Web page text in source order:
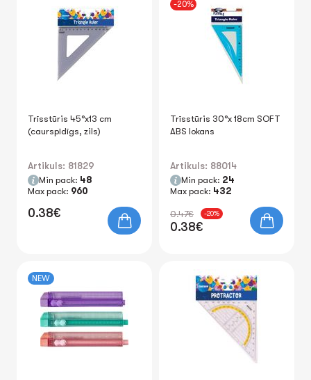
Trīsstūris 45°x13 cm
(caurspīdīgs, zils)
Artikuls: 81829
Min pack: 48
Max pack: 960
0.38€
-20%
Trīsstūris 30°x 18cm SOFT
ABS lokans
Artikuls: 88014
Min pack: 24
Max pack: 432
0.47€ -20%
0.38€
NEW